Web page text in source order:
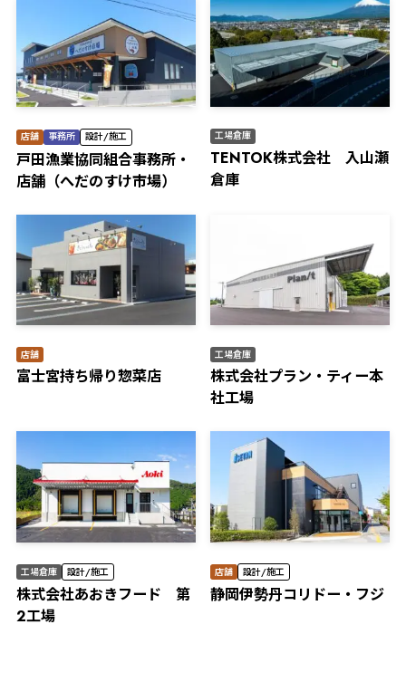
店舗 事務所 設計/施工
⼾⽥漁業協同組合事務所・
店舗（へだのすけ市場）
工場倉庫
TENTOK株式会社 入山瀬
倉庫
店舗
富士宮持ち帰り惣菜店
工場倉庫
株式会社プラン・ティー本
社工場
工場倉庫 設計/施工
株式会社あおきフード 第
2工場
店舗 設計/施工
静岡伊勢丹コリドー・フジ